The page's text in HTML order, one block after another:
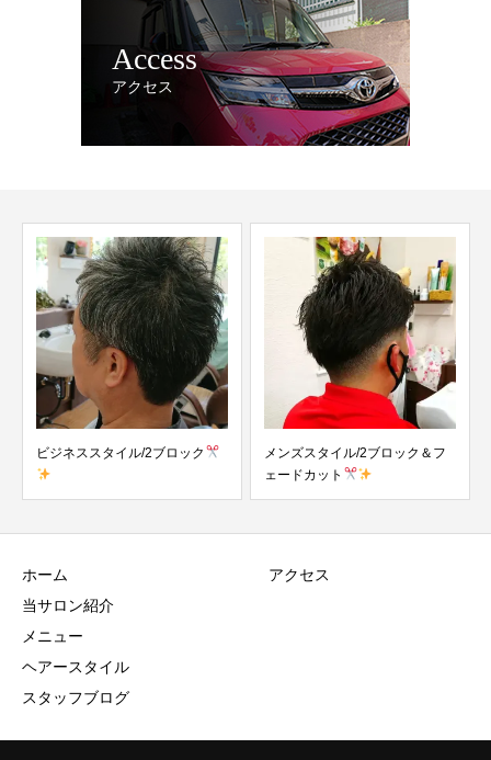
Access
アクセス
ビジネススタイル/2ブロック
メンズスタイル/2ブロック＆フ
ェードカット
ホーム
当サロン紹介
メニュー
ヘアースタイル
スタッフブログ
アクセス